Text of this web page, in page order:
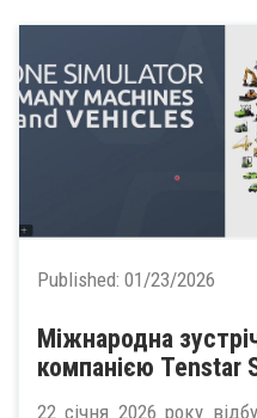
Published: 01/23/2026
Міжнародна
компанією Tenstar
22 січня 2026 року